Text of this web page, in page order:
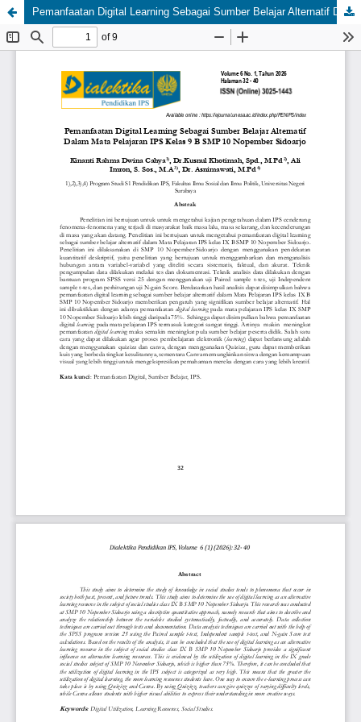
Pemanfaatan Digital Learning Sebagai Sumber Belajar Alternatif Dalam Mata Pelajaran IPS Kelas 9 B SMP 10 Nopember Sidoarjo